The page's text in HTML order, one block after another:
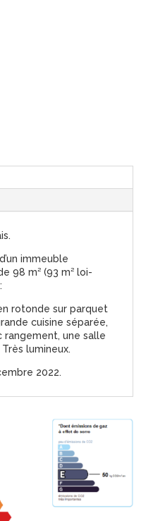
immeuble
98 m² (93 m² loi-
rotonde sur parquet
cuisine séparée,
rangement, une salle
lumineux.
2022.